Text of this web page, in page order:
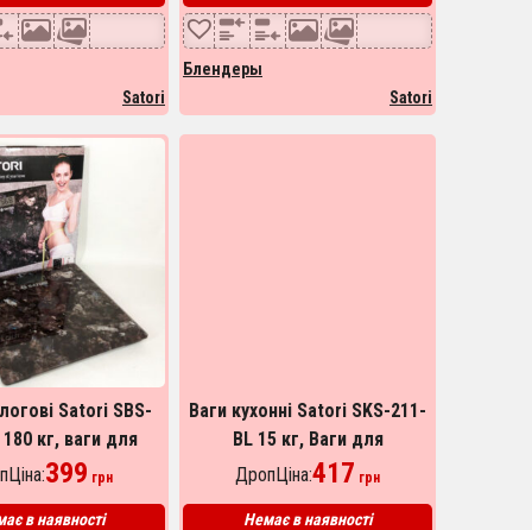
Satori
Блендеры
Satori
Satori SBS-
кг, ваги для
людей, ваги
399 грн
в наявності
Ваги кухонні Satori SKS-211-
BL 15 кг, Ваги для
зважування продуктів, Ваги
ДропЦіна:417 грн
Немає в наявності